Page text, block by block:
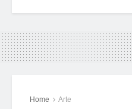
Home Arte